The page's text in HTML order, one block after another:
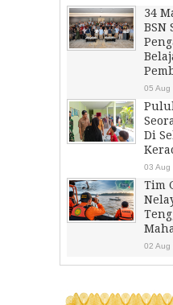
34
BSN
05 Aug
Di
03 Aug
Tim
02 Aug